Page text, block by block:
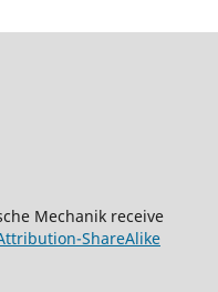
3869
Mechanik receive
ShareAlike